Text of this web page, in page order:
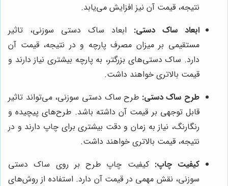
نتیجه، قیمت آن نیز افزایش می‌یابد.
ابعاد ساک دستی: ابعاد ساک دستی سوزنی، تاثیر
مستقیمی بر میزان مصرف پارچه و در نتیجه، قیمت آن
دارد. ساک دستی‌های بزرگتر، به پارچه بیشتری نیاز دارند و
قیمت بالاتری خواهند داشت.
طرح ساک دستی: طرح ساک دستی سوزنی، می‌تواند تاثیر
قابل توجهی بر قیمت آن داشته باشد. طرح‌های پیچیده و
رنگارنگ، نیاز به زمان و دقت بیشتری برای چاپ دارند و در
نتیجه، قیمت بالاتری خواهند داشت.
کیفیت چاپ: کیفیت چاپ طرح بر روی ساک دستی
سوزنی، نقش مهمی در قیمت آن دارد. استفاده از روش‌های